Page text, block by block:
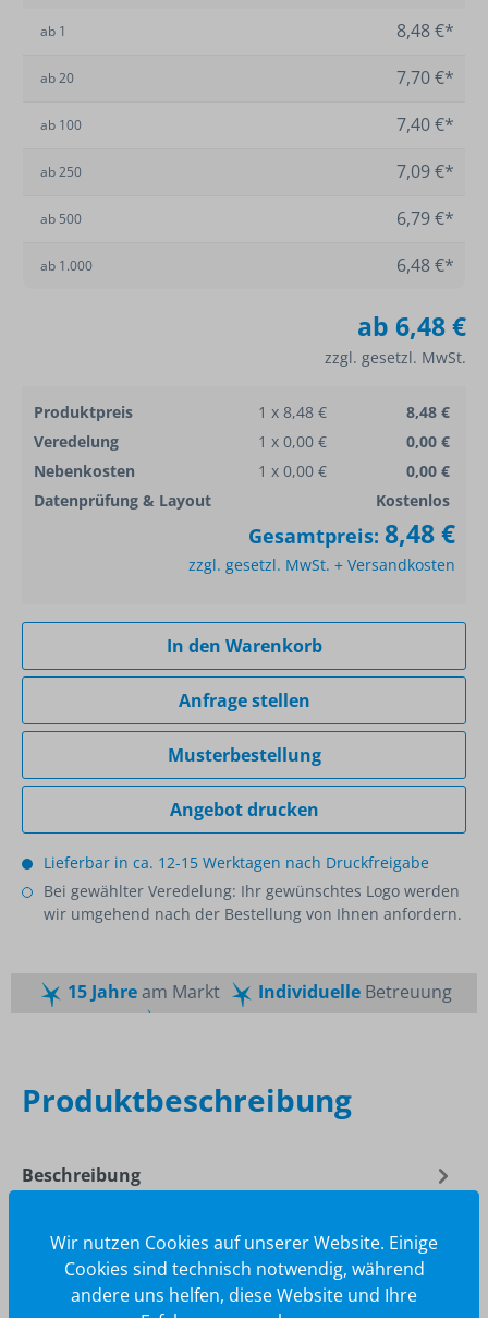
ab 1 8,48 €*
ab20 7,70 €*
ab 100 7,40 €*
ab250 7,09 €*
ab 500 6,79 €*
ab 1.000 6,48 €*
ab 6,48 €
zzgl. gesetzl. MwSt.
Produktpreis 1 x 8,48 €
8,48 €
Veredelung
1 x 0,00 €
0,00 €
Nebenkosten
1 x 0,00 €
0,00 €
Datenprüfung & Layout
Kostenlos
Gesamtpreis: 8,48 €
zzgl. gesetzl. MwSt. + Versandkosten
In den Warenkorb
Anfrage stellen
Musterbestellung
Angebot drucken
Lieferbar in ca. 12-15 Werktagen nach Druckfreigabe
Bei gewählter Veredelung: Ihr gewünschtes Logo werden
wir umgehend nach der Bestellung von Ihnen anfordern.
15 Jahream Markt IndividuelleBetreuung
Produktbeschreibung
Beschreibung
sondern der Lichtbogentechnik und ganz ohne
Brennstoff funktioniert. Es… Mehr
Wir nutzen Cookies auf unserer Website. Einige
Cookies sind technisch notwendig, während
andere uns helfen, diese Website und Ihre